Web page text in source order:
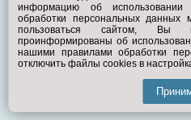
информацию об
обработки персональных
пользоваться сайтом, Вы
проинформированы об
нашими правилами обработки
отключить файлы cookies в